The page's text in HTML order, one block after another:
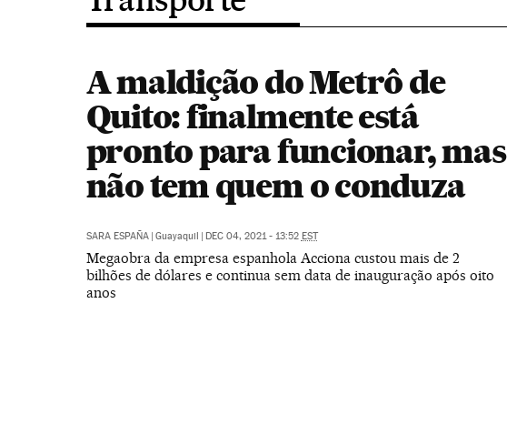
A maldição do Metrô de
Quito: finalmente está
pronto para funcionar, mas
não tem quem o conduza
SARA ESPAÑA | Guayaquil | DEC 04, 2021 - 13:52 EST
Megaobra da empresa espanhola Acciona custou mais de 2
bilhões de dólares e continua sem data de inauguração após oito
anos